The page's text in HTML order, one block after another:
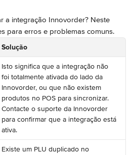
a integração Innovorder? Neste
para erros e problemas comuns.
Solução
Isto significa que a integração não
foi totalmente ativada do lado da
Innovorder, ou que não existem
produtos no POS para sincronizar.
Contacte o suporte da Innovorder
para confirmar que a integração está
ativa.
Existe um PLU duplicado no